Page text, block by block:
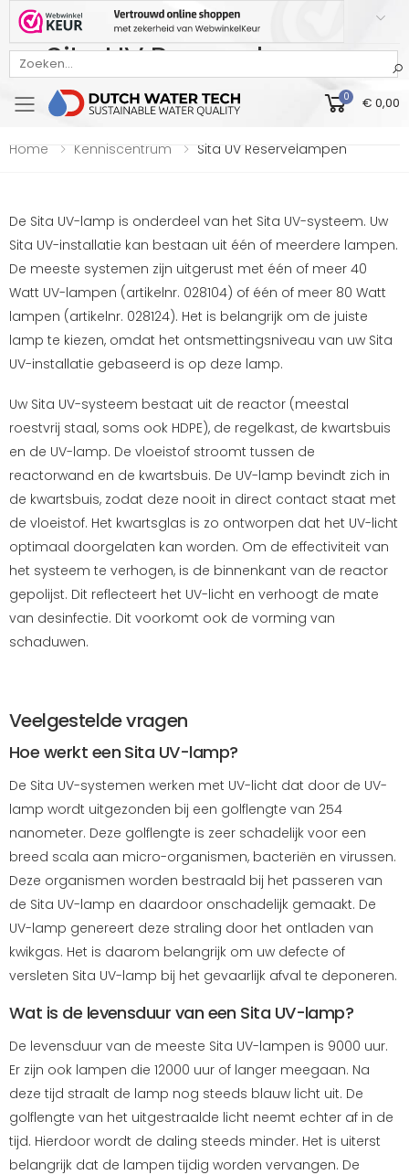
Bekijk onze Webwinkelkeur beoordeling
Toggle mobile menu
0 € 0,00
Sita UV Reservelampen
Home Kenniscentrum Sita UV Reservelampen
De Sita UV-lamp is onderdeel van het Sita UV-systeem. Uw
Sita UV-installatie kan bestaan uit één of meerdere lampen.
De meeste systemen zijn uitgerust met één of meer 40
Watt UV-lampen (artikelnr. 028104) of één of meer 80 Watt
lampen (artikelnr. 028124). Het is belangrijk om de juiste
lamp te kiezen, omdat het ontsmettingsniveau van uw Sita
UV-installatie gebaseerd is op deze lamp.
Uw Sita UV-systeem bestaat uit de reactor (meestal
roestvrij staal, soms ook HDPE), de regelkast, de kwartsbuis
en de UV-lamp. De vloeistof stroomt tussen de
reactorwand en de kwartsbuis. De UV-lamp bevindt zich in
de kwartsbuis, zodat deze nooit in direct contact staat met
de vloeistof. Het kwartsglas is zo ontworpen dat het UV-licht
optimaal doorgelaten kan worden. Om de effectiviteit van
het systeem te verhogen, is de binnenkant van de reactor
gepolijst. Dit reflecteert het UV-licht en verhoogt de mate
van desinfectie. Dit voorkomt ook de vorming van
schaduwen.
Veelgestelde vragen
Hoe werkt een Sita UV-lamp?
De Sita UV-systemen werken met UV-licht dat door de UV-
lamp wordt uitgezonden bij een golflengte van 254
nanometer. Deze golflengte is zeer schadelijk voor een
breed scala aan micro-organismen, bacteriën en virussen.
Deze organismen worden bestraald bij het passeren van
de Sita UV-lamp en daardoor onschadelijk gemaakt. De
UV-lamp genereert deze straling door het ontladen van
kwikgas. Het is daarom belangrijk om uw defecte of
versleten Sita UV-lamp bij het gevaarlijk afval te deponeren.
Wat is de levensduur van een Sita UV-lamp?
De levensduur van de meeste Sita UV-lampen is 9000 uur.
Er zijn ook lampen die 12000 uur of langer meegaan. Na
deze tijd straalt de lamp nog steeds blauw licht uit. De
golflengte van het uitgestraalde licht neemt echter af in de
tijd. Hierdoor wordt de daling steeds minder. Het is uiterst
belangrijk dat de lampen tijdig worden vervangen. De